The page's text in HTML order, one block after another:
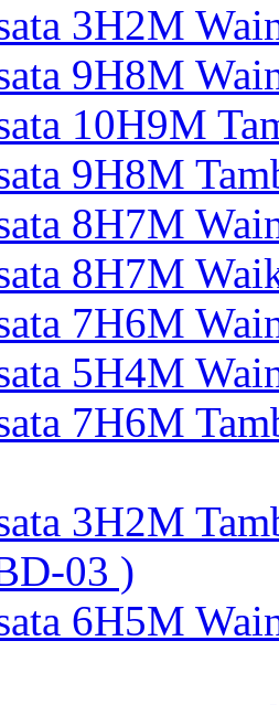
3H2M
9H8M
10H9M
9H8M
8H7M
8H7M
7H6M
5H4M
7H6M
3H2M
03 )
6H5M